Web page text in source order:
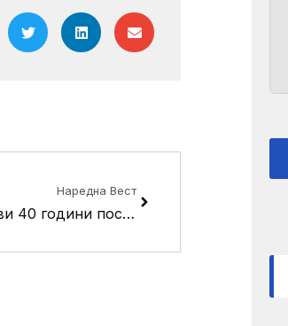
Наредна Вест
ЈДГ „8 Март“ прослави 40 години постоење